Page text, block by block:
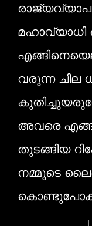
മഹാവ്യാധി
വരുന്ന ചില
അവരെ
തുടങ്ങിയ
നമ്മുടെ